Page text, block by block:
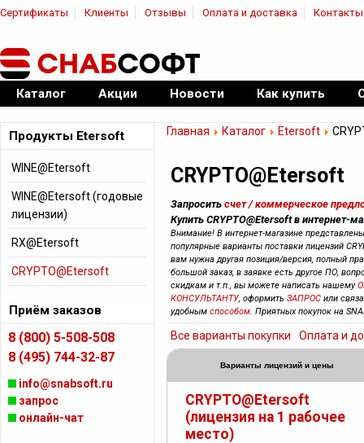
Сертификаты Клиенты Отзывы Оплата и доставка Контакты
Официальный дилер ПО
Каталог Акции Новости Как купить
Главная Каталог Etersoft
CRYPTO@Etersoft
Запросить счет / коммерческое
Купить CRYPTO@Etersoft в интернет-
Внимание! В интернет-магазине
популярные варианты поставки лицензий
вам нужна другая позиция/версия, полный
большой заказ, в заявке есть другое ПО,
скидкам и т.п., вы можете написать нашему
КОНСУЛЬТАНТУ, оформить ЗАПРОС или
удобным способом. Приятных покупок на
Все варианты покупки Оплата и
Варианты лицензий и цены
CRYPTO@Etersoft
(лицензия на 1 рабочее
место)
Продукты Etersoft
WINE@Etersoft
WINE@Etersoft (годовые
лицензии)
RX@Etersoft
CRYPTO@Etersoft
Приём заказов
8 (800) 5-508-508
8 (495) 744-32-87
info@snabsoft.ru
запрос
онлайн-чат